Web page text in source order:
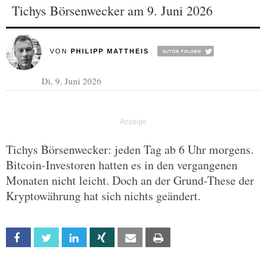
Tichys Börsenwecker am 9. Juni 2026
VON PHILIPP MATTHEIS
Di, 9. Juni 2026
Tichys Börsenwecker: jeden Tag ab 6 Uhr morgens.
Bitcoin-Investoren hatten es in den vergangenen
Monaten nicht leicht. Doch an der Grund-These der
Kryptowährung hat sich nichts geändert.
Facebook Twitter Linkedin Xing Email